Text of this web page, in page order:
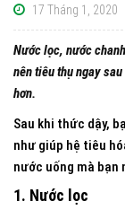
17 Tháng 1, 2020
Nước lọc, nước
nên tiêu thụ ngay
hơn.
Sau khi thức dậy,
như giúp hệ tiêu
nước uống mà bạn
1. Nước lọc